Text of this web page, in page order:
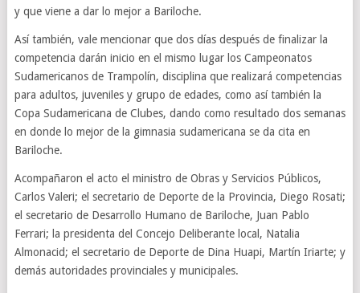
y que viene a dar lo mejor a Bariloche.
Así también, vale mencionar que dos días después de finalizar la
competencia darán inicio en el mismo lugar los Campeonatos
Sudamericanos de Trampolín, disciplina que realizará competencias
para adultos, juveniles y grupo de edades, como así también la
Copa Sudamericana de Clubes, dando como resultado dos semanas
en donde lo mejor de la gimnasia sudamericana se da cita en
Bariloche.
Acompañaron el acto el ministro de Obras y Servicios Públicos,
Carlos Valeri; el secretario de Deporte de la Provincia, Diego Rosati;
el secretario de Desarrollo Humano de Bariloche, Juan Pablo
Ferrari; la presidenta del Concejo Deliberante local, Natalia
Almonacid; el secretario de Deporte de Dina Huapi, Martín Iriarte; y
demás autoridades provinciales y municipales.